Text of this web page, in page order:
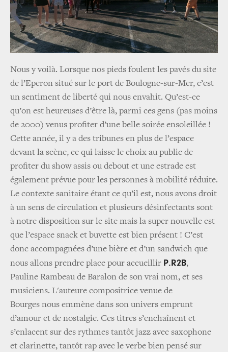
Nous y voilà. Lorsque nos pieds foulent les pavés du site
de l’Eperon situé sur le port de Boulogne-sur-Mer, c’est
un sentiment de liberté qui nous envahit. Qu’est-ce
qu’on est heureuses d’être là, parmi ces gens (pas moins
de 2000) venus profiter d’une belle soirée ensoleillée !
Cette année, il y a des tribunes en plus de l’espace
devant la scène, ce qui laisse le choix au public de
profiter du show assis ou debout et une estrade est
également prévue pour les personnes à mobilité réduite.
Le contexte sanitaire étant ce qu’il est, nous avons droit
à un sens de circulation et plusieurs désinfectants sont
à notre disposition sur le site mais la super nouvelle est
que l’espace snack et buvette est bien présent ! C’est
donc accompagnées d’une bière et d’un sandwich que
nous allons prendre place pour accueillir P.R2B,
Pauline Rambeau de Baralon de son vrai nom, et ses
musiciens. L'auteure compositrice venue de
Bourges nous emmène dans son univers emprunt
d’amour et de nostalgie. Ces titres s’enchaînent et
s’enlacent sur des rythmes tantôt jazz avec saxophone
et clarinette, tantôt rap avec le verbe bien pensé sur